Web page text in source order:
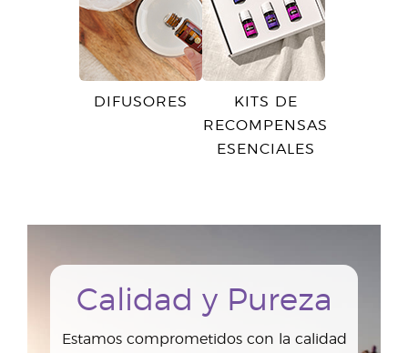
DIFUSORES
KITS DE
RECOMPENSAS
ESENCIALES
Calidad y Pureza
Estamos comprometidos con la calidad